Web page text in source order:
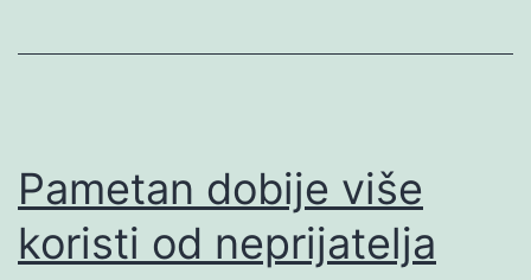
Pametan dobije više
koristi od neprijatelja